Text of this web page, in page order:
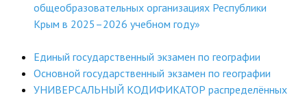
АНОНСЫ
ИНСТИТУТ
Противодействие коррупции
общеобразовательных организациях Республики
Крым в 2025–2026 учебном году»
Единый государственный экзамен по географии
Основной государственный экзамен по географии
УНИВЕРСАЛЬНЫЙ КОДИФИКАТОР распределённых